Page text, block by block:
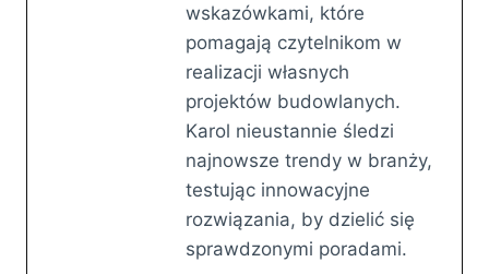
wskazówkami, które
pomagają czytelnikom w
realizacji własnych
projektów budowlanych.
Karol nieustannie śledzi
najnowsze trendy w branży,
testując innowacyjne
rozwiązania, by dzielić się
sprawdzonymi poradami.